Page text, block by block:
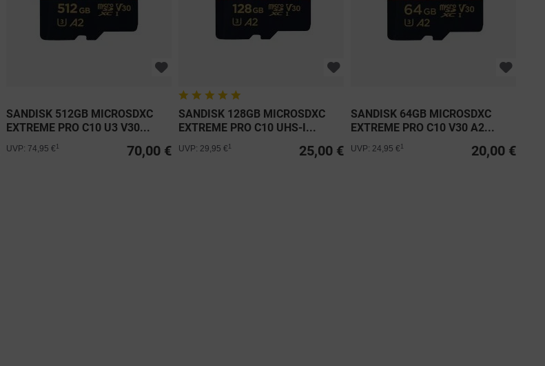
SANDISK 512GB MICROSDXC
EXTREME PRO C10 U3 V30...
70,00 €
UVP: 74,95 €
SANDISK 128GB MICROSDXC
EXTREME PRO C10 UHS-I...
25,00 €
UVP: 29,95 €
SANDISK 64GB MICROSDXC
EXTREME PRO C10 V30 A2...
20,00 €
UVP: 24,95 €